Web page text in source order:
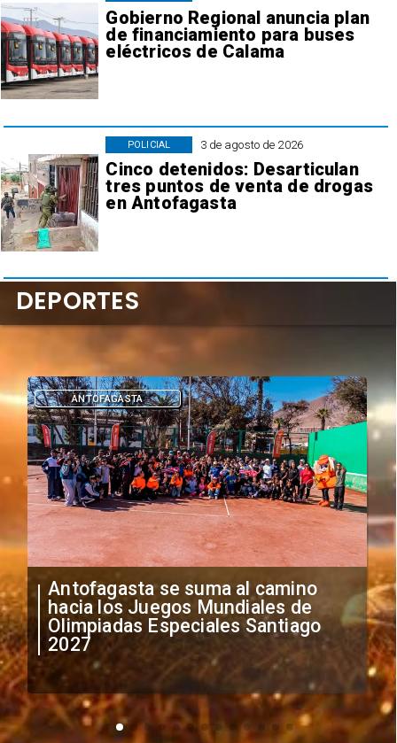
Gobierno Regional anuncia plan
de financiamiento para buses
eléctricos de Calama
3 de agosto de 2026
Cinco detenidos: Desarticulan
tres puntos de venta de drogas
en Antofagasta
POLICIAL
"Falta de profesionalismo": Sifup
anuncia medidas por situación
irregular de futbolistas
extranjeros
DEPORTES
DEPORTES